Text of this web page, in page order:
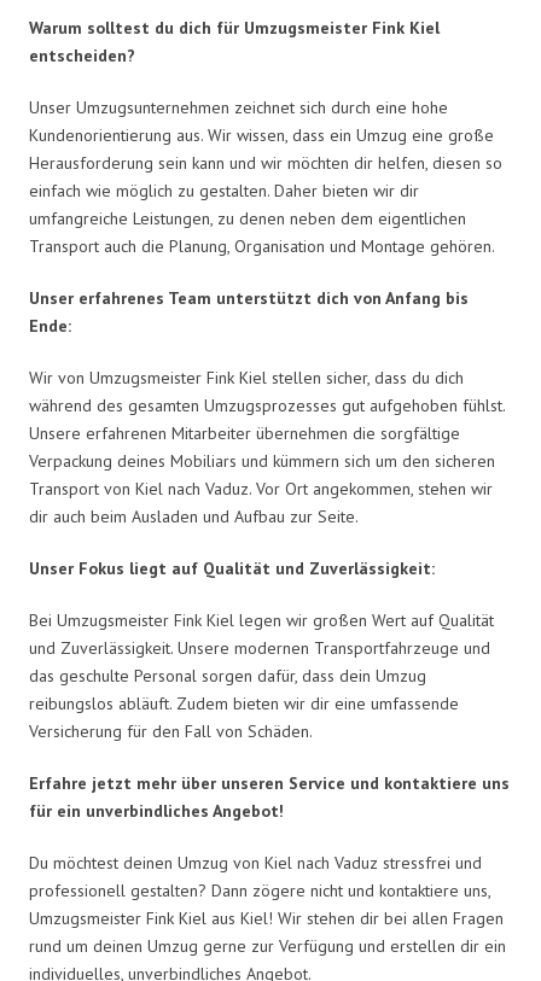
Warum solltest du dich für Umzugsmeister Fink Kiel
entscheiden?
Unser Umzugsunternehmen zeichnet sich durch eine hohe
Kundenorientierung aus. Wir wissen, dass ein Umzug eine große
Herausforderung sein kann und wir möchten dir helfen, diesen so
einfach wie möglich zu gestalten. Daher bieten wir dir
umfangreiche Leistungen, zu denen neben dem eigentlichen
Transport auch die Planung, Organisation und Montage gehören.
Unser erfahrenes Team unterstützt dich von Anfang bis
Ende:
Wir von Umzugsmeister Fink Kiel stellen sicher, dass du dich
während des gesamten Umzugsprozesses gut aufgehoben fühlst.
Unsere erfahrenen Mitarbeiter übernehmen die sorgfältige
Verpackung deines Mobiliars und kümmern sich um den sicheren
Transport von Kiel nach Vaduz. Vor Ort angekommen, stehen wir
dir auch beim Ausladen und Aufbau zur Seite.
Unser Fokus liegt auf Qualität und Zuverlässigkeit:
Bei Umzugsmeister Fink Kiel legen wir großen Wert auf Qualität
und Zuverlässigkeit. Unsere modernen Transportfahrzeuge und
das geschulte Personal sorgen dafür, dass dein Umzug
reibungslos abläuft. Zudem bieten wir dir eine umfassende
Versicherung für den Fall von Schäden.
Erfahre jetzt mehr über unseren Service und kontaktiere uns
für ein unverbindliches Angebot!
Du möchtest deinen Umzug von Kiel nach Vaduz stressfrei und
professionell gestalten? Dann zögere nicht und kontaktiere uns,
Umzugsmeister Fink Kiel aus Kiel! Wir stehen dir bei allen Fragen
rund um deinen Umzug gerne zur Verfügung und erstellen dir ein
individuelles, unverbindliches Angebot.